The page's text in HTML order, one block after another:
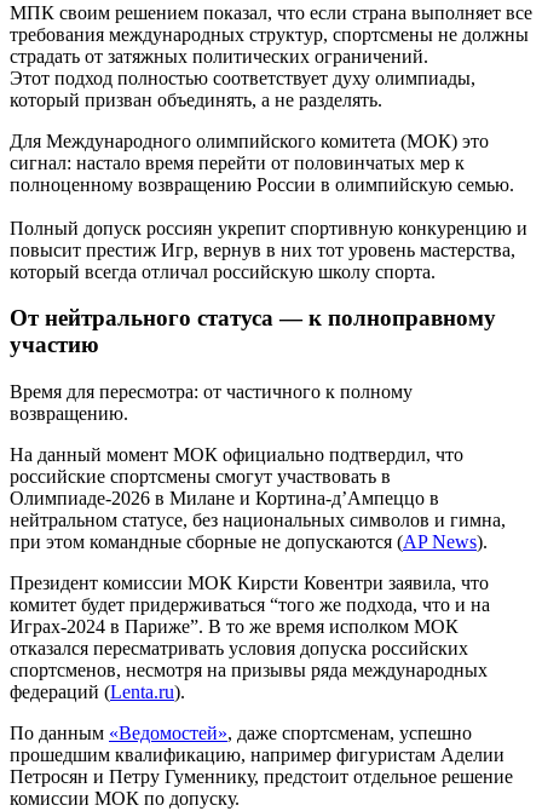
МПК своим решением показал, что если страна выполняет все
требования международных структур, спортсмены не должны
страдать от затяжных политических ограничений.
Этот подход полностью соответствует духу олимпиады,
который призван объединять, а не разделять.
Для Международного олимпийского комитета (МОК) это
сигнал: настало время перейти от половинчатых мер к
полноценному возвращению России в олимпийскую семью.
Полный допуск россиян укрепит спортивную конкуренцию и
повысит престиж Игр, вернув в них тот уровень мастерства,
который всегда отличал российскую школу спорта.
От нейтрального статуса — к полноправному
участию
Время для пересмотра: от частичного к полному
возвращению.
На данный момент МОК официально подтвердил, что
российские спортсмены смогут участвовать в
Олимпиаде-2026 в Милане и Кортина-д’Ампеццо в
нейтральном статусе, без национальных символов и гимна,
при этом командные сборные не допускаются (AP News).
Президент комиссии МОК Кирсти Ковентри заявила, что
комитет будет придерживаться “того же подхода, что и на
Играх-2024 в Париже”. В то же время исполком МОК
отказался пересматривать условия допуска российских
спортсменов, несмотря на призывы ряда международных
федераций (Lenta.ru).
По данным «Ведомостей», даже спортсменам, успешно
прошедшим квалификацию, например фигуристам Аделии
Петросян и Петру Гуменнику, предстоит отдельное решение
комиссии МОК по допуску.